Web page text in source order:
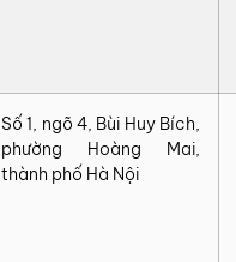
Số 1, ngõ 4, Bùi Huy Bích,
phường Hoàng Mai,
thành phố Hà Nội